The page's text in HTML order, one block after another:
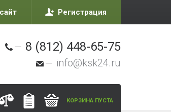
Регистрация
8 (812) 448-65-75
info@ksk24.ru
КОРЗИНА ПУСТА